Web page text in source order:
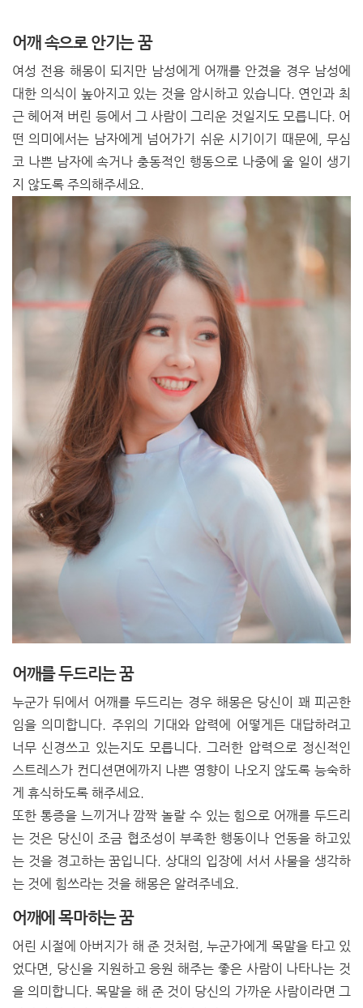
어깨 속으로 안기는 꿈
여성 전용 해몽이 되지만 남성에게 어깨를 안겼을 경우 남성에
대한 의식이 높아지고 있는 것을 암시하고 있습니다. 연인과 최
근 헤어져 버린 등에서 그 사람이 그리운 것일지도 모릅니다. 어
떤 의미에서는 남자에게 넘어가기 쉬운 시기이기 때문에, 무심
코 나쁜 남자에 속거나 충동적인 행동으로 나중에 울 일이 생기
지 않도록 주의해주세요.
어깨를 두드리는 꿈
누군가 뒤에서 어깨를 두드리는 경우 해몽은 당신이 꽤 피곤한
임을 의미합니다. 주위의 기대와 압력에 어떻게든 대답하려고
너무 신경쓰고 있는지도 모릅니다. 그러한 압력으로 정신적인
스트레스가 컨디션면에까지 나쁜 영향이 나오지 않도록 능숙하
게 휴식하도록 해주세요.
또한 통증을 느끼거나 깜짝 놀랄 수 있는 힘으로 어깨를 두드리
는 것은 당신이 조금 협조성이 부족한 행동이나 언동을 하고있
는 것을 경고하는 꿈입니다. 상대의 입장에 서서 사물을 생각하
는 것에 힘쓰라는 것을 해몽은 알려주네요.
어깨에 목마하는 꿈
어린 시절에 아버지가 해 준 것처럼, 누군가에게 목말을 타고 있
었다면, 당신을 지원하고 응원 해주는 좋은 사람이 나타나는 것
을 의미합니다. 목말을 해 준 것이 당신의 가까운 사람이라면 그